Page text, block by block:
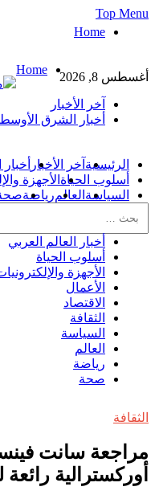
Top Menu
Home
أغسطس 8, 2026
Home
الرئيسيةآخر الأخبار
أسلوب الحياةالأجهزة
السياسةالعالمرياضةصحة
آخر الأخبار
أخبار الشرق الأوسط
أخبار العالم العربي
أسلوب الحياة
الأجهزة والإلكترونيات
الأعمال
الاقتصاد
الثقافة
السياسة
العالم
رياضة
صحة
الثقافة
مراجعة سانت
أوركسترالية